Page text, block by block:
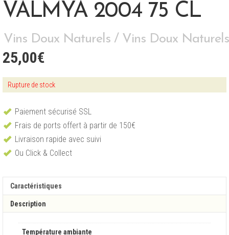
VALMYA 2004 75 CL
Vins Doux Naturels / Vins Doux Naturels
25,00€
Rupture de stock
Paiement sécurisé SSL
Frais de ports offert à partir de 150€
Livraison rapide avec suivi
Ou Click & Collect
Caractéristiques
Description
Température ambiante